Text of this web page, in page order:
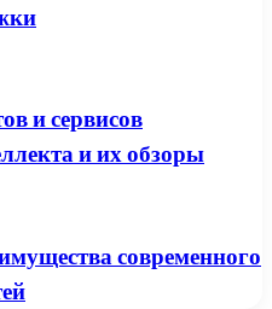
и сервисов
и их обзоры
современного